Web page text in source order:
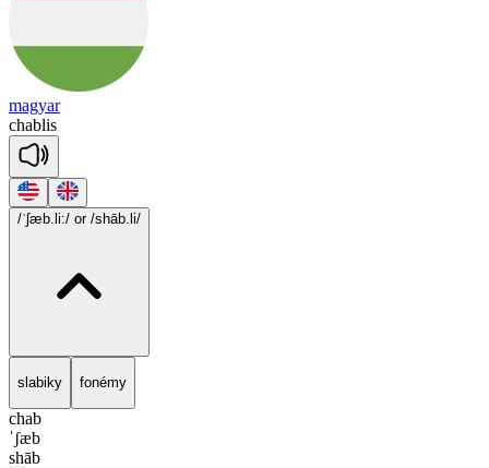
magyar
chablis
/ˈʃæb.li:/ or /shāb.li/
slabiky fonémy
chab
ˈʃæb
shāb